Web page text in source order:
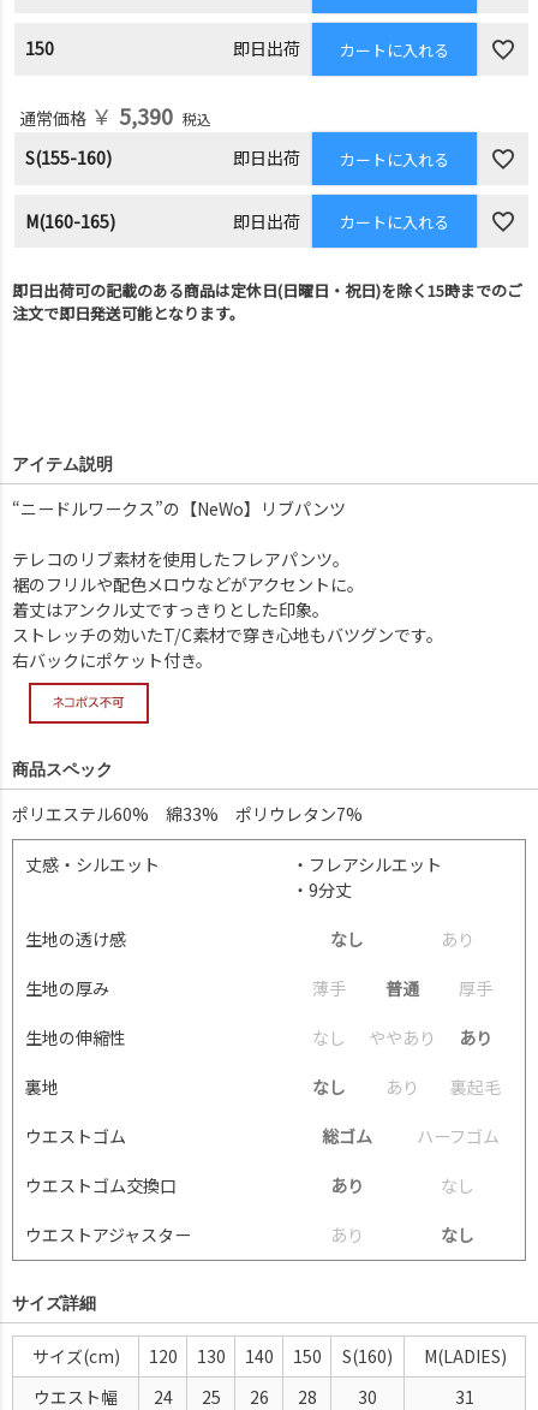
150 即日出荷 カートに入れる
通常価格 ￥ 5,390 税込
S(155-160) 即日出荷 カートに入れる
M(160-165) 即日出荷 カートに入れる
即日出荷可の記載のある商品は定休日(日曜日・祝日)を除く15時までのご
注文で即日発送可能となります。
アイテム説明
“ニードルワークス”の【NeWo】リブパンツ
テレコのリブ素材を使用したフレアパンツ。
裾のフリルや配色メロウなどがアクセントに。
着丈はアンクル丈ですっきりとした印象。
ストレッチの効いたT/C素材で穿き心地もバツグンです。
右バックにポケット付き。
商品スペック
ポリエステル60% 綿33% ポリウレタン7%
丈感・シルエット
・フレアシルエット
・9分丈
生地の透け感 なし あ り
生地の厚み 薄手 普通 厚手
生地の伸縮性 な し ややあ り あり
裏地 なし あ り 裏起毛
ウエストゴム 総ゴム ハーフ ゴム
ウエストゴム交換口 あり な し
ウエストアジャスター あ り なし
サイズ詳細
サイズ(cm) 120 130 140 150 S(160)
M(LADIES)
ウエスト幅
24 25 26 28 30 31